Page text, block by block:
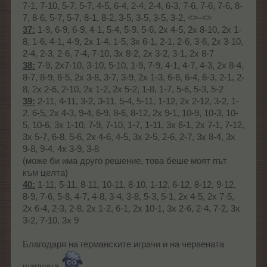
7-1, 7-10, 5-7, 5-7, 4-5, 6-4, 2-4, 2-4, 6-3, 7-6, 7-6, 7-6, 8-
7, 8-6, 5-7, 5-7, 8-1, 8-2, 3-5, 3-5, 3-5, 3-2, <>-<>
37: 1-9, 6-9, 6-9, 4-1, 5-4, 5-9, 5-6, 2x 4-5, 2x 8-10, 2x 1-
8, 1-6, 4-1, 4-9, 2x 1-4, 1-5, 3x 6-1, 2-1, 2-6, 3-6, 2x 3-10,
2-4, 2-3, 2-6, 7-4, 7-10, 3x 8-2, 2x 3-2, 3-1, 2x 8-7
38: 7-9, 2x7-10, 3-10, 5-10, 1-9, 7-9, 4-1, 4-7, 4-3, 2x 8-4,
8-7, 8-9, 8-5, 2x 3-8, 3-7, 3-9, 2x 1-3, 6-8, 6-4, 6-3, 2-1, 2-
8, 2x 2-6, 2-10, 2x 1-2, 2x 5-2, 1-8, 1-7, 5-6, 5-3, 5-2
39: 2-11, 4-11, 3-2, 3-11, 5-4, 5-11, 1-12, 2x 2-12, 3-2, 1-
2, 6-5, 2x 4-3, 9-4, 6-9, 8-6, 8-12, 2x 9-1, 10-9, 10-3, 10-
5, 10-6, 3x 1-10, 7-9, 7-10, 1-7, 1-11, 3x 6-1, 2x 7-1, 7-12,
3x 5-7, 6-8, 5-6, 2x 4-6, 4-5, 3x 2-5, 2-6, 2-7, 3x 8-4, 3x
9-8, 9-4, 4x 3-9, 3-8
(може би има друго решение, това беше моят път
към целта)
40: 1-11, 5-11, 8-11, 10-11, 8-10, 1-12, 6-12, 8-12, 9-12,
8-9, 7-6, 5-8, 4-7, 4-8, 3-4, 3-8, 5-3, 5-1, 2x 4-5, 2x 7-5,
2x 6-4, 2-3, 2-8, 2x 1-2, 6-1, 2x 10-1, 3x 2-6, 2-4, 7-2, 3x
3-2, 7-10, 3x 9
Благодаря на германските играчи и на червената